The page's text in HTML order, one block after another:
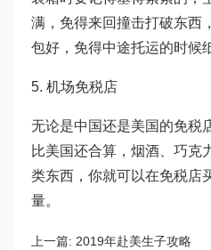
满，免得来回撞击打破东西
包好，免得中途托运的时候
5. 机场免税店
无论是中国还是美国的免税
比美国还合算，烟酒、巧克
类东西，你就可以在免税店
量。
上一篇: 2019年赴美生子攻略